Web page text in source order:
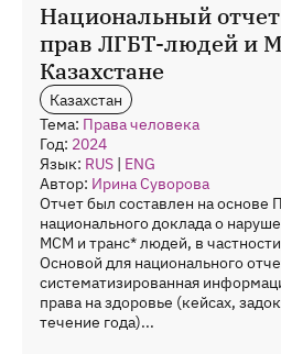
Национальный
прав ЛГБТ-людей и
Казахстане
Казахстан
Тема: Права человека
Год: 2024
Язык: RUS | ENG
Автор: Ирина Суворова
Отчет был составлен на основе
национального доклада о
МСМ и транс* людей, в
Основой для национального
систематизированная
права на здоровье (кейсах,
течение года)...